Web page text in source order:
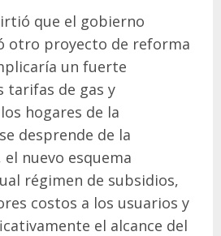
que el gobierno
otro proyecto de reforma
un fuerte
tarifas de gas y
hogares de la
desprende de la
nuevo esquema
régimen de subsidios,
costos a los usuarios y
el alcance del